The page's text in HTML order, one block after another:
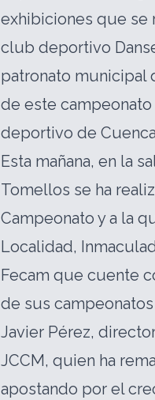
exhibiciones que se
club deportivo
patronato municipal
de este
deportivo de
Esta mañana, en la
Tomellos se ha
Campeonato y a la
Localidad,
Fecam que cuente
de sus
Javier Pérez,
JCCM, quien ha
apostando por el